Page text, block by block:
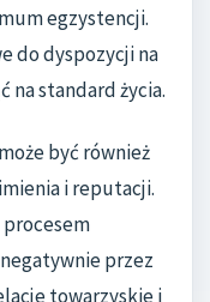
egzystencji.
do dyspozycji na
na standard życia.
być również
i reputacji.
procesem
przez
towarzyskie i